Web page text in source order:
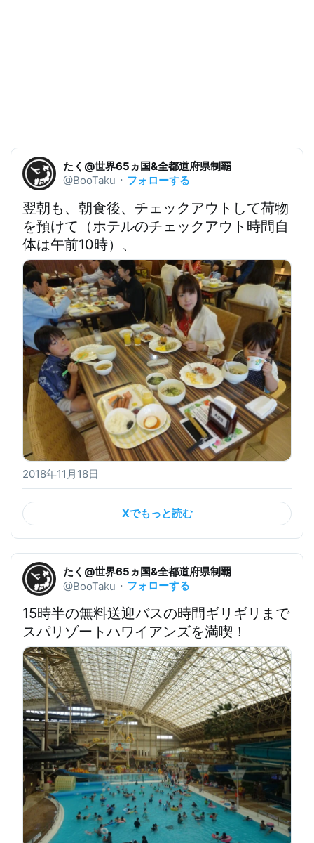
たく@世界65ヵ国&全都道府県制覇
@BooTaku ・ フォローする
翌朝も、朝食後、チェックアウトして荷物
を預けて（ホテルのチェックアウト時間自
体は午前10時）、
2018年11月18日
Xでもっと読む
たく@世界65ヵ国&全都道府県制覇
@BooTaku ・ フォローする
15時半の無料送迎バスの時間ギリギリまで
スパリゾートハワイアンズを満喫！